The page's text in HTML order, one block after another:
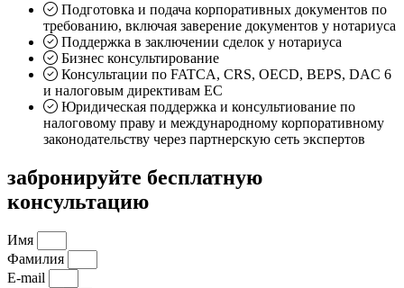
Подготовка и подача корпоративных документов по
требованию, включая заверение документов у нотариуса
Поддержка в заключении сделок у нотариуса
Бизнес консультирование
Консультации по FATCA, CRS, OECD, BEPS, DAC 6
и налоговым директивам ЕС
Юридическая поддержка и консультиование по
налоговому праву и международному корпоративному
законодательству через партнерскую сеть экспертов
забронируйте бесплатную
консультацию
Имя
Фамилия
E-mail